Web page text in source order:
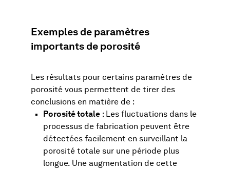
Exemples de paramètres
importants de porosité
Les résultats pour certains paramètres de
porosité vous permettent de tirer des
conclusions en matière de :
Porosité totale : Les fluctuations dans le
processus de fabrication peuvent être
détectées facilement en surveillant la
porosité totale sur une période plus
longue. Une augmentation de cette